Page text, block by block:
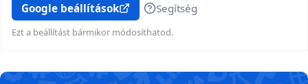
Google beállítások Segítség
Ezt a beállítást bármikor módosíthatod.